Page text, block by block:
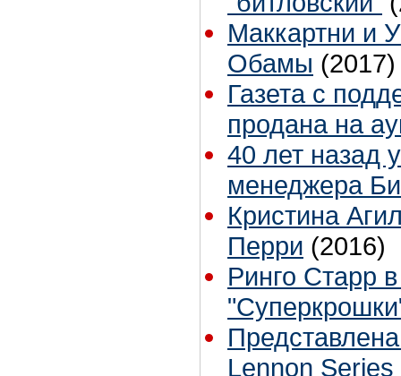
Маккартни и
Обамы (2017)
Газета с
продана на
40 лет назад
менеджера
Кристина
Перри (2016)
Ринго Старр
Lennon Series